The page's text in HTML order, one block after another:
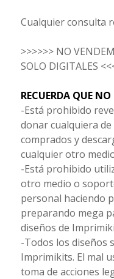
Cualquier consulta
>>>>>> NO
SOLO DIGITALES
RECUERDA QUE
-Está prohibido
donar cualquiera
comprados y
cualquier otro
-Está prohibido
otro medio o
personal haciendo
preparando mega
diseños de
-Todos los diseños
Imprimikits. El mal
toma de acciones